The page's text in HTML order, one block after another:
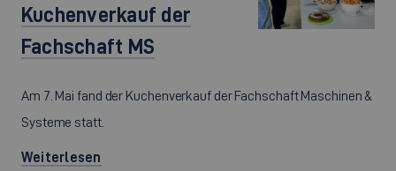
Kuchenverkauf der
Fachschaft MS
Am 7. Mai fand der Kuchenverkauf der Fachschaft Maschinen &
Systeme statt.
Weiterlesen